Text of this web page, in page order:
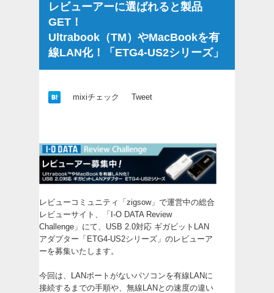
レビューアーに選ばれると製品
GET！
Ultrabook（TM）やMacBookを有
線LAN化！「ETG4-US2シリーズ」
mixiチェック Tweet
レビューコミュニティ「zigsow」で運営中の総合
レビューサイト、「 I-O DATA Review
Challenge 」にて、USB 2.0対応 ギガビットLAN
アダプター「ETG4-US2シリーズ」のレビューア
ーを募集いたします。
今回は、LANポートがないパソコンを有線LANに
接続するまでの手順や、無線LANとの速度の違い